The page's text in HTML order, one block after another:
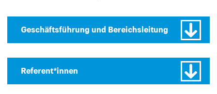
Geschäftsführung und Bereichsleitung
Referent*innen